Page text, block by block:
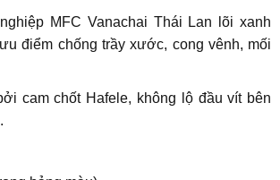
MFC Vanachai Thái Lan lõi xanh
điểm chống trầy xước, cong vênh, mối
cam chốt Hafele, không lộ đầu vít bên